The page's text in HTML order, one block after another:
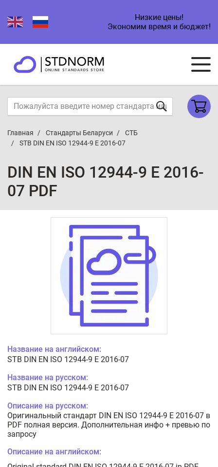
Низкие цены!
Экономим время и бюджет!
Главная Стандарты Беларуси
СТБ
STB DIN EN ISO 12944-9 E 2016-07
DIN EN ISO 12944-9 E 2016-
07 PDF
Название на английском:
STB DIN EN ISO 12944-9 E 2016-07
Название на русском:
STB DIN EN ISO 12944-9 E 2016-07
Описание на русском:
Оригинальный стандарт DIN EN ISO 12944-9 E 2016-07 в
PDF полная версия. Дополнительная инфо + превью по
запросу
Описание на английском: